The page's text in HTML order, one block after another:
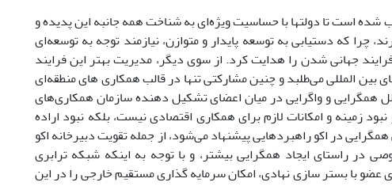
شده است تا دولتها با حساسیت ویژه‌ای به شناخت همه جانبه این پدیده و
که دستیابی به توسعه پایدار و متوازن، نیازمند توجه به توسعه‌ای
جهانی شدن را هدایت کرد. از سوی دیگر، مدیریت بهتر این فرایند
المللی می‌طلبد و چنین مشارکتی تنها در قالب همکاری های منطقه‌ای
همگرایی و واگرایی در میان اعضای تشکیل دهنده سازمان همکاری‌های
و امکانات لازم برای همکاری اقتصادی نیست، بلکه نبود اراده
در اکو راهبردهایی پیشنهاد می‌شود، از جمله تقویت دبیرخانه اکو
راستای ایجاد همگرایی بیشتر، و با توجه به اینکه شبکه ترابری
با بستر سازی نهادی، امکان سرمایه گذاری مستقیم خارجی را در این